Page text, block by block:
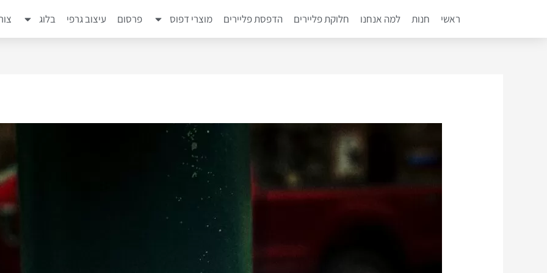
ראשי חנות למה אנחנו חלוקת פליירים הדפסת פליירים מוצרי דפוס פרסום עיצוב גרפי בלוג